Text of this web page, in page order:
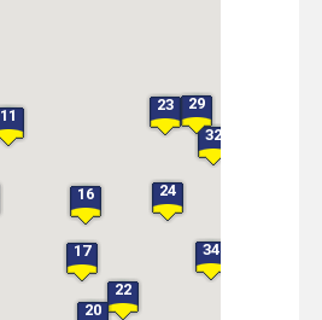
11
16
17
20
22
23
24
29
32
34